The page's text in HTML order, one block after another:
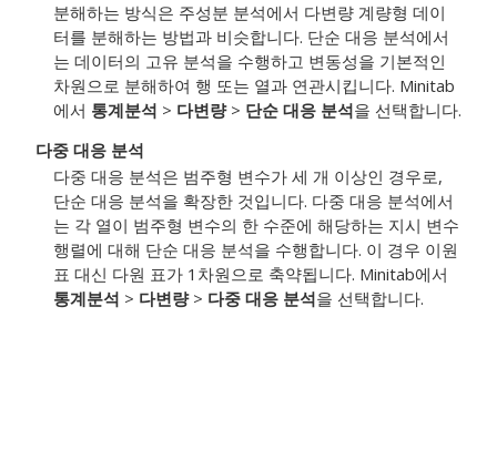
분해하는 방식은 주성분 분석에서 다변량 계량형 데이
터를 분해하는 방법과 비슷합니다. 단순 대응 분석에서
는 데이터의 고유 분석을 수행하고 변동성을 기본적인
차원으로 분해하여 행 또는 열과 연관시킵니다. Minitab
에서 통계분석 > 다변량> 단순 대응 분석을 선택합니다.
다중 대응 분석
다중 대응 분석은 범주형 변수가 세 개 이상인 경우로,
단순 대응 분석을 확장한 것입니다. 다중 대응 분석에서
는 각 열이 범주형 변수의 한 수준에 해당하는 지시 변수
행렬에 대해 단순 대응 분석을 수행합니다. 이 경우 이원
표 대신 다원 표가 1차원으로 축약됩니다. Minitab에서
통계분석 > 다변량> 다중 대응 분석을 선택합니다.